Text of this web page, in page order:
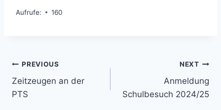
Aufrufe: 160
Beitragsnavigation
PREVIOUS
Zeitzeugen an der
PTS
NEXT
Anmeldung
Schulbesuch 2024/25